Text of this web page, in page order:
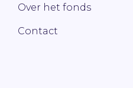
Over het fonds
Contact